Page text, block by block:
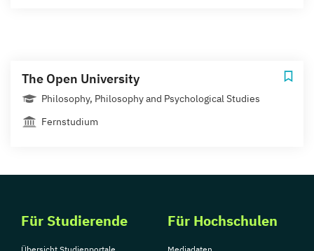
The Open University
Philosophy, Philosophy and Psychological Studies
Fernstudium
Für Studierende Für Hochschulen